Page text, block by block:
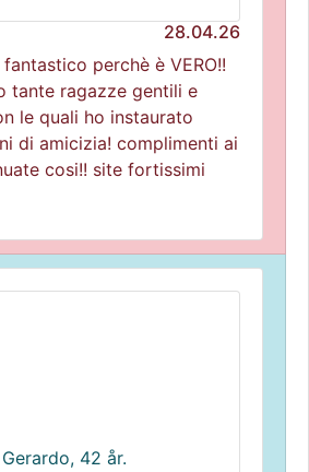
28.04.26
perchè è VERO!!
tante ragazze gentili e
le quali ho instaurato
di amicizia! complimenti ai
cosi!! site fortissimi
Gerardo, 42 år.